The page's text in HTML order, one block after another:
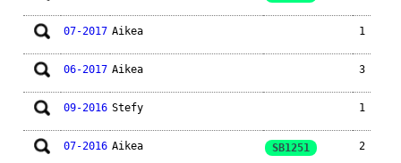
07-2017 Aikea 1
06-2017 Aikea 3
09-2016 Stefy 1
07-2016 Aikea SB1251 2